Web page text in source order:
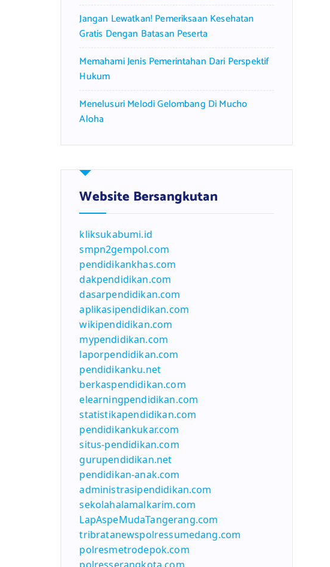
Jangan Lewatkan! Pemeriksaan Kesehatan
Gratis Dengan Batasan Peserta
Memahami Jenis Pemerintahan Dari Perspektif
Hukum
Menelusuri Melodi Gelombang Di Mucho
Aloha
Website Bersangkutan
kliksukabumi.id
smpn2gempol.com
pendidikankhas.com
dakpendidikan.com
dasarpendidikan.com
aplikasipendidikan.com
wikipendidikan.com
mypendidikan.com
laporpendidikan.com
pendidikanku.net
berkaspendidikan.com
elearningpendidikan.com
statistikapendidikan.com
pendidikankukar.com
situs-pendidikan.com
gurupendidikan.net
pendidikan-anak.com
administrasipendidikan.com
sekolahalamalkarim.com
LapAspeMudaTangerang.com
tribratanewspolressumedang.com
polresmetrodepok.com